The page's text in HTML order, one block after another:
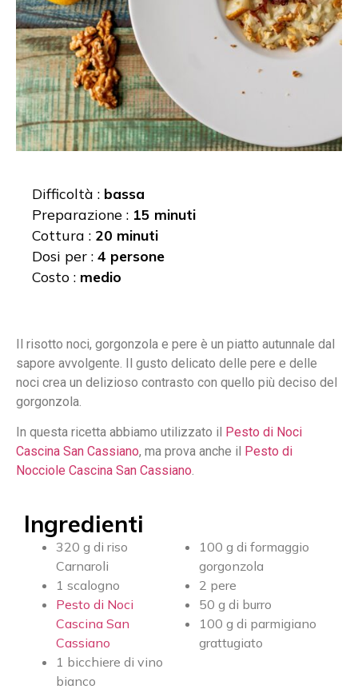
Difficoltà : bassa
Preparazione : 15 minuti
Cottura : 20 minuti
Dosi per : 4 persone
Costo : medio
Il risotto noci, gorgonzola e pere è un piatto autunnale dal
sapore avvolgente. Il gusto delicato delle pere e delle
noci crea un delizioso contrasto con quello più deciso del
gorgonzola.
In questa ricetta abbiamo utilizzato il
Pesto di Noci
Cascina San Cassiano, ma prova anche il
Pesto di
Nocciole Cascina San Cassiano.
Ingredienti
320 g di riso
Carnaroli
1 scalogno
Pesto di Noci
Cascina San
Cassiano
1 bicchiere di vino
bianco
100 g di formaggio
gorgonzola
2 pere
50 g di burro
100 g di parmigiano
grattugiato